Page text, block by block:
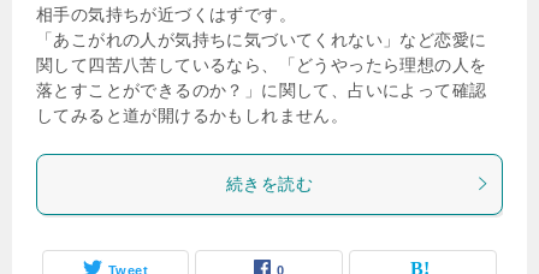
相手の気持ちが近づくはずです。
「あこがれの人が気持ちに気づいてくれない」など恋愛に
関して四苦八苦しているなら、「どうやったら理想の人を
落とすことができるのか？」に関して、占いによって確認
してみると道が開けるかもしれません。
続きを読む
Tweet 0